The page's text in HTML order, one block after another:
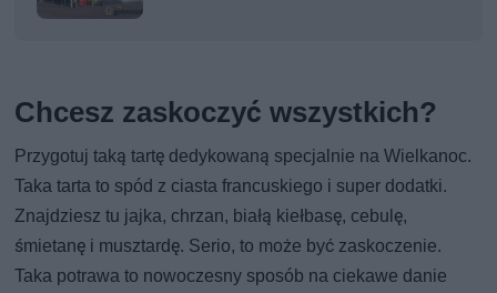
Chcesz zaskoczyć wszystkich?
Przygotuj taką tartę dedykowaną specjalnie na Wielkanoc.
Taka tarta to spód z ciasta francuskiego i super dodatki.
Znajdziesz tu jajka, chrzan, białą kiełbasę, cebulę,
śmietanę i musztardę. Serio, to może być zaskoczenie.
Taka potrawa to nowoczesny sposób na ciekawe danie